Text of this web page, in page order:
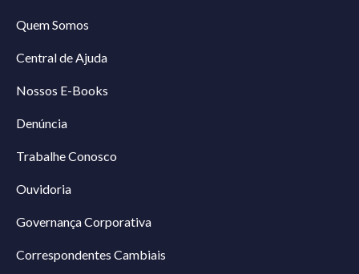
Quem Somos
Central de Ajuda
Nossos E-Books
Denúncia
Trabalhe Conosco
Ouvidoria
Governança Corporativa
Correspondentes Cambiais